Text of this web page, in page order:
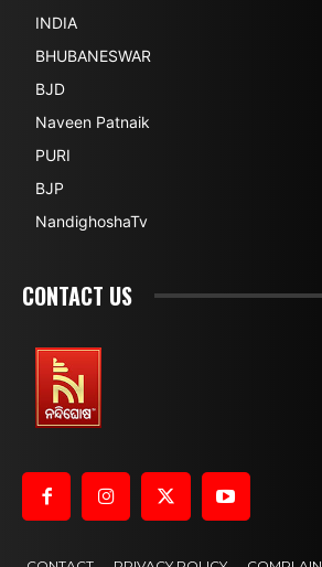
INDIA
BHUBANESWAR
BJD
Naveen Patnaik
PURI
BJP
NandighoshaTv
CONTACT US